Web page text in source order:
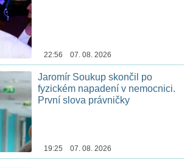
22:56 07. 08. 2026
Jaromír Soukup skončil po
fyzickém napadení v nemocnici.
První slova právničky
19:25 07. 08. 2026